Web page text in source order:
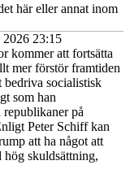
här eller annat inom
23:15
kommer att fortsätta
mer förstör framtiden
bedriva socialistisk
som han
på
Peter Schiff kan
att ha något att
skuldsättning,